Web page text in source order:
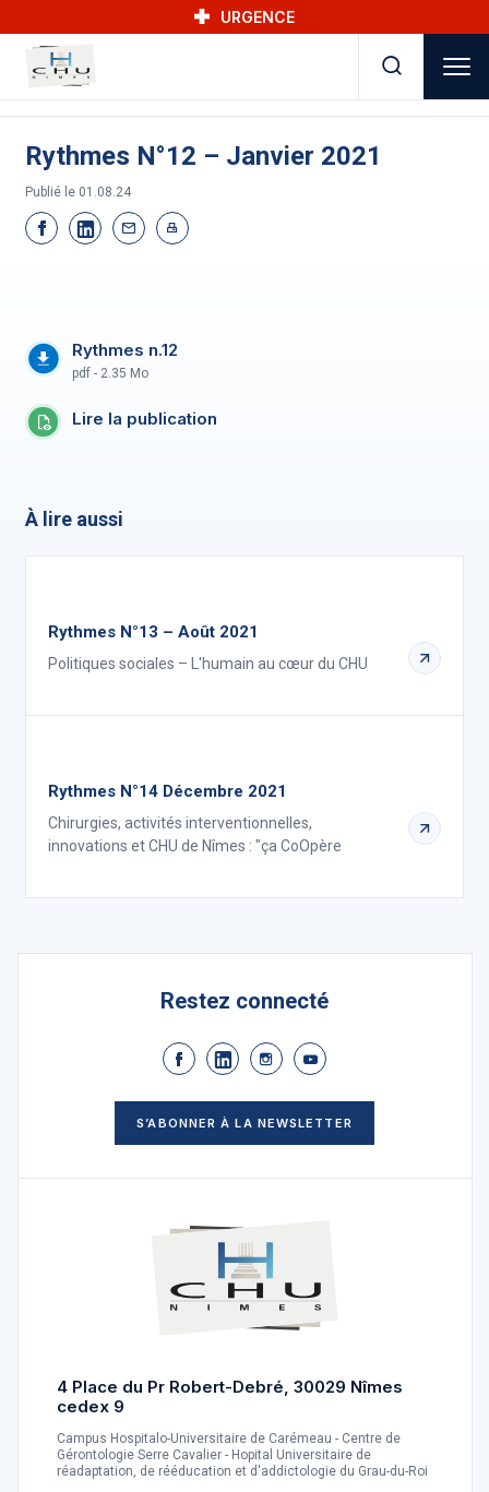
URGENCE
Rythmes N°12 – Janvier 2021
Publié le 01.08.24
Rythmes n.12
pdf - 2.35 Mo
Lire la publication
À lire aussi
Rythmes N°13 – Août 2021
Politiques sociales – L'humain au cœur du CHU
Rythmes N°14 Décembre 2021
Chirurgies, activités interventionnelles,
innovations et CHU de Nîmes : "ça CoOpère
Restez connecté
S’ABONNER À LA NEWSLETTER
4 Place du Pr Robert-Debré, 30029 Nîmes
cedex 9
Campus Hospitalo-Universitaire de Carémeau - Centre de
Gérontologie Serre Cavalier - Hopital Universitaire de
réadaptation, de rééducation et d'addictologie du Grau-du-Roi